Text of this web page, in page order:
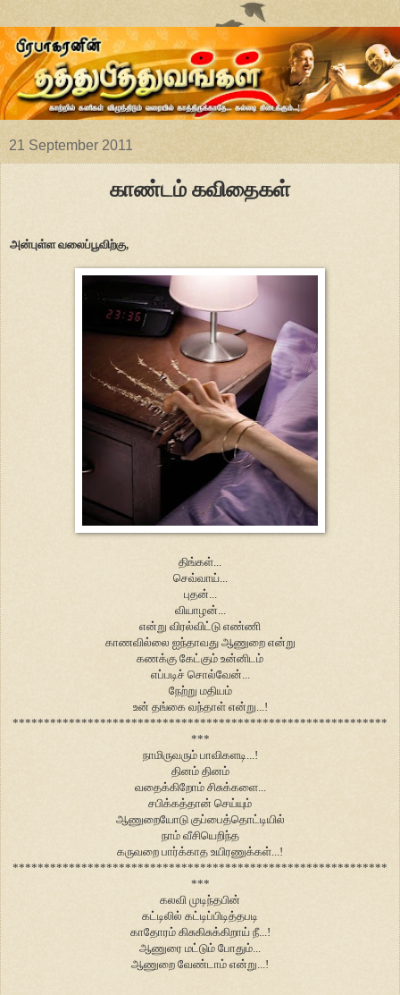
21 September 2011
காண்டம் கவிதைகள்
அன்புள்ள வலைப்பூவிற்கு,
திங்கள்...
செவ்வாய்...
புதன்...
வியாழன்...
என்று விரல்விட்டு எண்ணி
காணவில்லை ஐந்தாவது ஆணுறை என்று
கணக்கு கேட்கும் உன்னிடம்
எப்படிச் சொல்வேன்...
நேற்று மதியம்
உன் தங்கை வந்தாள் என்று...!
************************************************************
***
நாமிருவரும் பாவிகளடி...!
தினம் தினம்
வதைக்கிறோம் சிசுக்களை...
சபிக்கத்தான் செய்யும்
ஆணுறையோடு குப்பைத்தொட்டியில்
நாம் வீசியெறிந்த
கருவறை பார்க்காத உயிரணுக்கள்...!
************************************************************
***
கலவி முடிந்தபின்
கட்டிலில் கட்டிப்பிடித்தபடி
காதோரம் கிசுகிசுக்கிறாய் நீ...!
ஆணுரை மட்டும் போதும்...
ஆணுறை வேண்டாம் என்று...!